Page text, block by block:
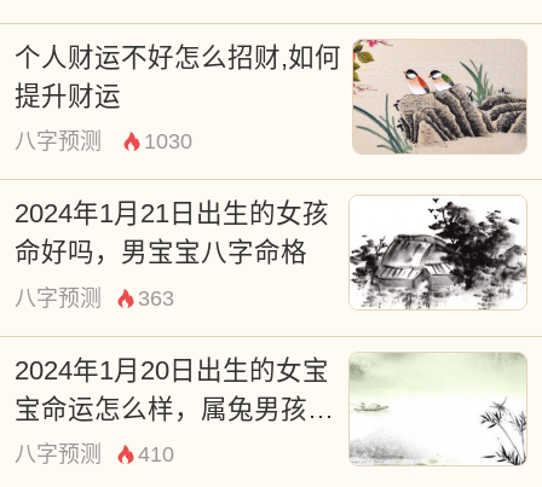
个人财运不好怎么招财,如何
提升财运
八字预测 1030
2024年1月21日出生的女孩
命好吗，男宝宝八字命格
八字预测 363
2024年1月20日出生的女宝
宝命运怎么样，属兔男孩八
字五行命运
八字预测 410